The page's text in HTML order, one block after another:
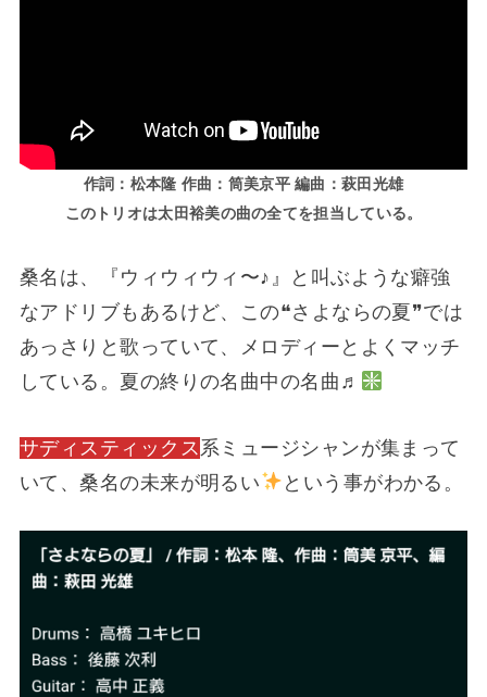
作詞：松本隆 作曲：筒美京平 編曲：萩田光雄
このトリオは太田裕美の曲の全てを担当している。
桑名は、『ウィウィウィ〜♪』と叫ぶような癖強
なアドリブもあるけど、この❝さよならの夏❞では
あっさりと歌っていて、メロディーとよくマッチ
している。夏の終りの名曲中の名曲♬
サディスティックス 系ミュージシャンが集まって
いて、桑名の未来が明るい
という事がわかる。